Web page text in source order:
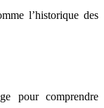
l’historique des
pour comprendre